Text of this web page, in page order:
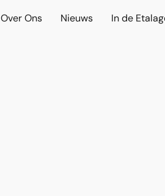
Over Ons Nieuws In de